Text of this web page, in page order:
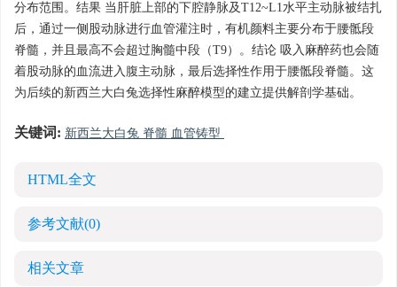
分布范围。结果 当肝脏上部的下腔静脉及T12~L1水平主动脉被结扎
后，通过一侧股动脉进行血管灌注时，有机颜料主要分布于腰骶段
脊髓，并且最高不会超过胸髓中段（T9）。结论 吸入麻醉药也会随
着股动脉的血流进入腹主动脉，最后选择性作用于腰骶段脊髓。这
为后续的新西兰大白兔选择性麻醉模型的建立提供解剖学基础。
关键词: 新西兰大白兔 脊髓 血管铸型
HTML全文
参考文献(0)
相关文章